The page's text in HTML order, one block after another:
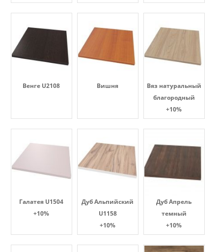
Венге U2108 Вишня
Вяз натуральный
благородный
+10%
Галатея U1504
+10%
Дуб Альпийский
U1158
+10%
Дуб Апрель
темный
+10%